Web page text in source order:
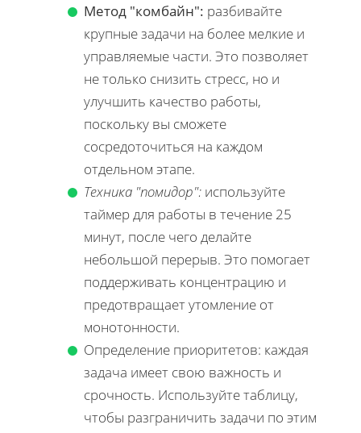
Метод "комбайн": разбивайте
крупные задачи на более мелкие и
управляемые части. Это позволяет
не только снизить стресс, но и
улучшить качество работы,
поскольку вы сможете
сосредоточиться на каждом
отдельном этапе.
Техника "помидор": используйте
таймер для работы в течение 25
минут, после чего делайте
небольшой перерыв. Это помогает
поддерживать концентрацию и
предотвращает утомление от
монотонности.
Определение приоритетов: каждая
задача имеет свою важность и
срочность. Используйте таблицу,
чтобы разграничить задачи по этим